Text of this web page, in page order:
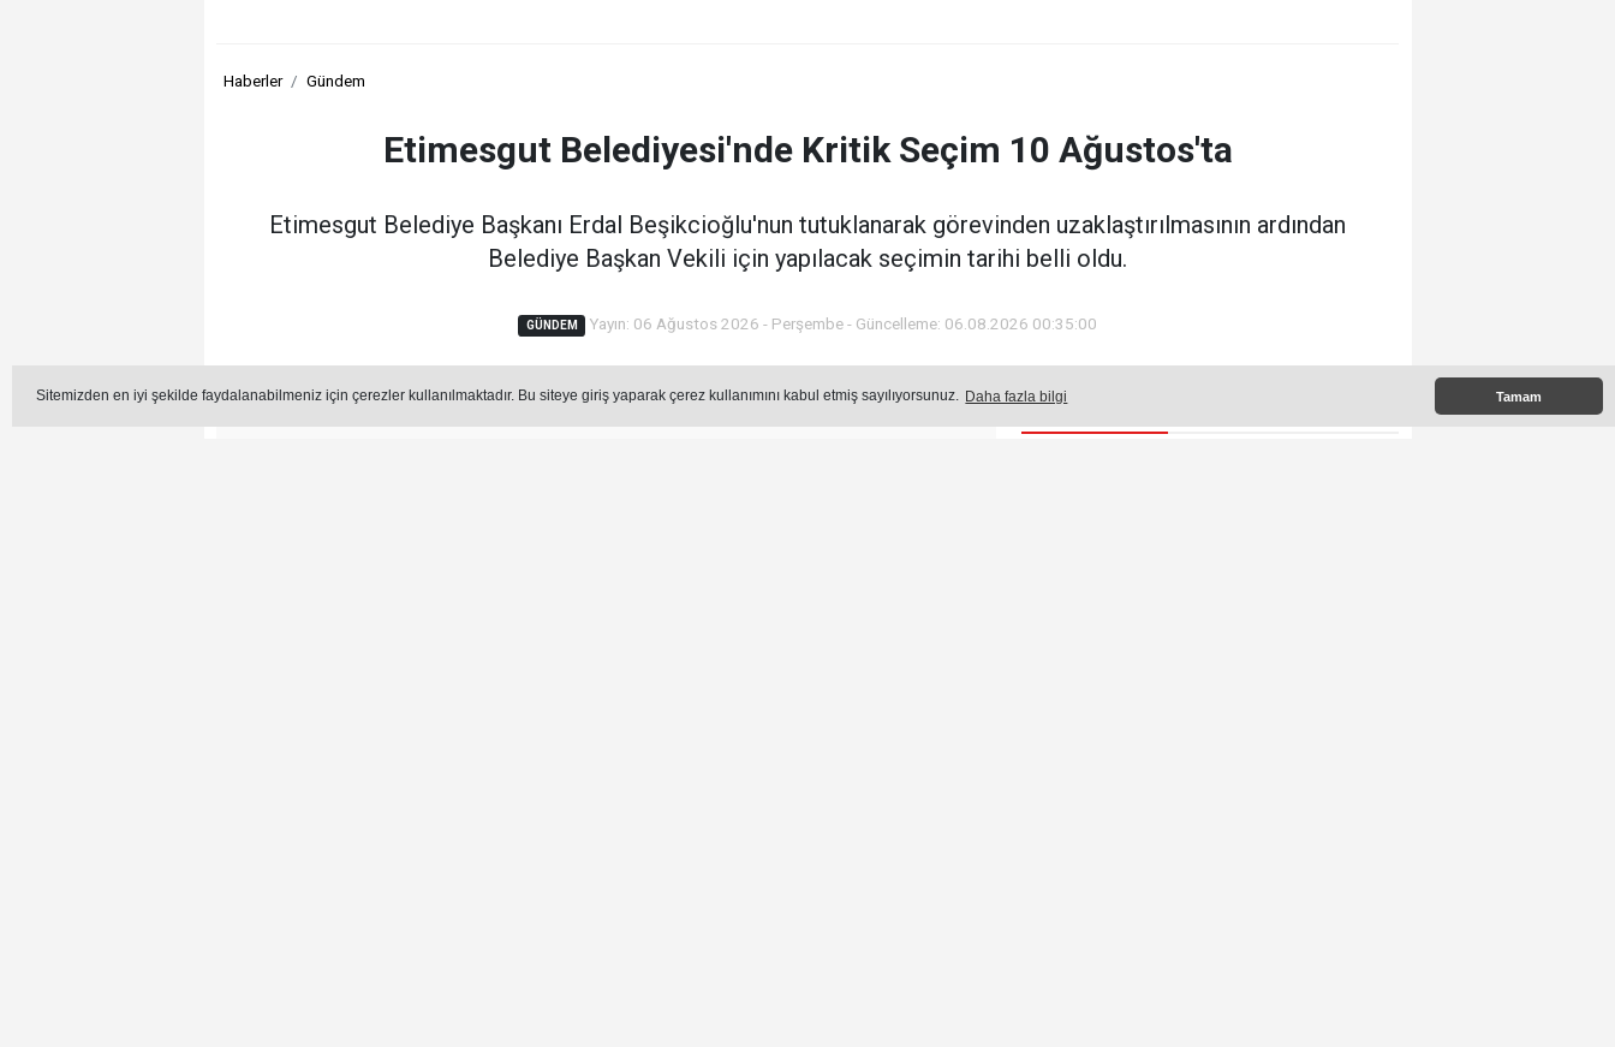
Sitemizden en iyi şekilde faydalanabilmeniz için çerezler kullanılmaktadır. Bu siteye giriş yaparak çerez kullanımını kabul etmiş sayılıyorsunuz. Daha fazla bilgi Tamam
Haberler Gündem
Etimesgut Belediyesi'nde Kritik Seçim 10 Ağustos'ta
Etimesgut Belediye Başkanı Erdal Beşikcioğlu'nun tutuklanarak görevinden uzaklaştırılmasının ardından
Belediye Başkan Vekili için yapılacak seçimin tarihi belli oldu.
GÜNDEM Yayın: 06 Ağustos 2026 - Perşembe - Güncelleme: 06.08.2026 00:35:00
Öne Çıkanlar